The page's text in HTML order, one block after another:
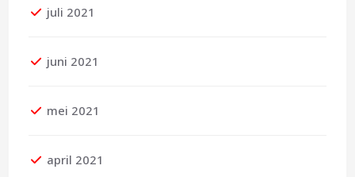
juli 2021
juni 2021
mei 2021
april 2021